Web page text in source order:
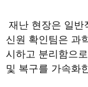
재난 현장은 일반
신원 확인팀은 과
시하고 분리함으
및 복구를 가속화